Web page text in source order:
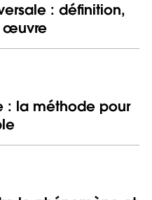
: définition,
œuvre
: la méthode pour